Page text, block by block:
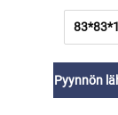
Pyynnön